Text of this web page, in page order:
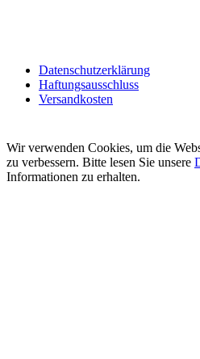
Datenschutzerklärung
Haftungsausschluss
Versandkosten
Wir verwenden Cookies, um die
zu verbessern. Bitte lesen Sie unsere
Informationen zu erhalten.